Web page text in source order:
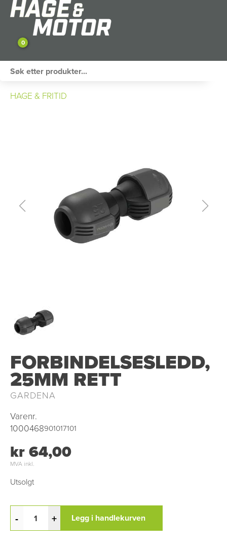
0
SNØSCOOTER
HAGE & FRITID
FORBINDELSESLEDD,
25MM RETT
GARDENA
Varenr.
1000468901017101
kr 64,00
MVA inkl.
Utsolgt
- + Legg i handlekurven